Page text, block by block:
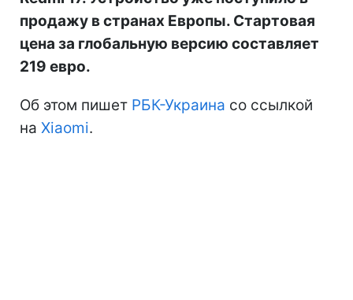
продажу в странах Европы. Стартовая
цена за глобальную версию составляет
219 евро.
Об этом пишет РБК-Украина со ссылкой
на Xiaomi.